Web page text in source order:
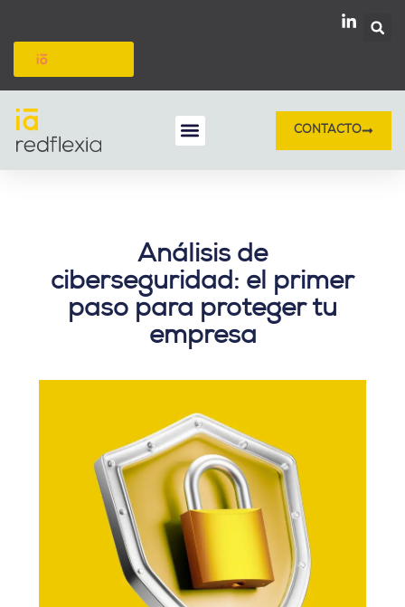
contenido
CONTACTO
Análisis de
ciberseguridad: el primer
paso para proteger tu
empresa